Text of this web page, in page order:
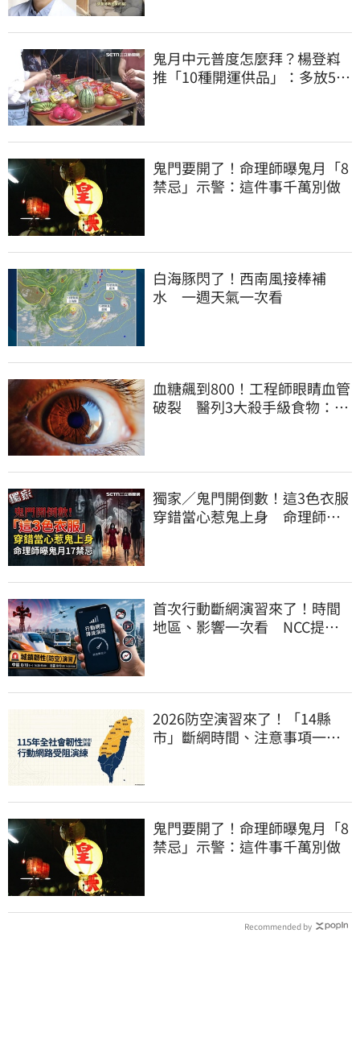
鬼月中元普度怎麼拜？楊登嵙
推「10種開運供品」：多放5顆
鬼門要開了！命理師曝鬼月「8
禁忌」示警：這件事千萬別做
白海豚閃了！西南風接棒補
水 一週天氣一次看
血糖飆到800！工程師眼睛血管
破裂 醫列3大殺手級食物：很
獨家／鬼門開倒數！這3色衣服
穿錯當心惹鬼上身 命理師曝
首次行動斷網演習來了！時間
地區、影響一次看 NCC提醒
2026防空演習來了！「14縣
市」斷網時間、注意事項一次
鬼門要開了！命理師曝鬼月「8
禁忌」示警：這件事千萬別做
Recommended by